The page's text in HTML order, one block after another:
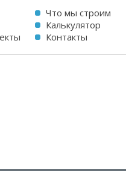
Что мы строим
Калькулятор
Контакты